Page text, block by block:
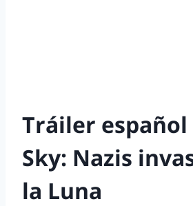
Tráiler
Sky: Nazis
la Luna